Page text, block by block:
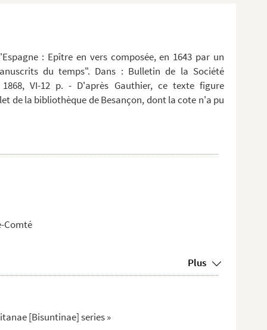
: Epître en vers composée, en 1643 par un
du temps". Dans : Bulletin de la Société
VI-12 p. - D'après Gauthier, ce texte figure
de la bibliothèque de Besançon, dont la cote n'a pu
Comté
Plus
[Bisuntinae] series »